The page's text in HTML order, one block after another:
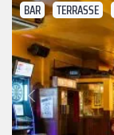
BAR TERRASSE
Précédent